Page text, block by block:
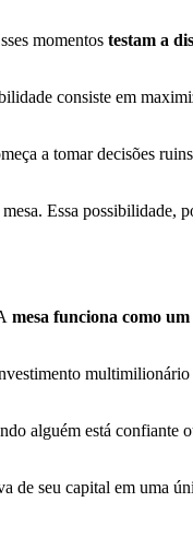
momentos testam a
consiste em
a tomar decisões
Essa possibilidade,
mesa funciona como
multimilionário
alguém está confiante
de seu capital em uma